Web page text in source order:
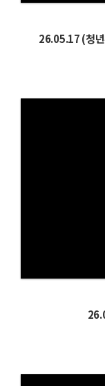
26.05.17 (청